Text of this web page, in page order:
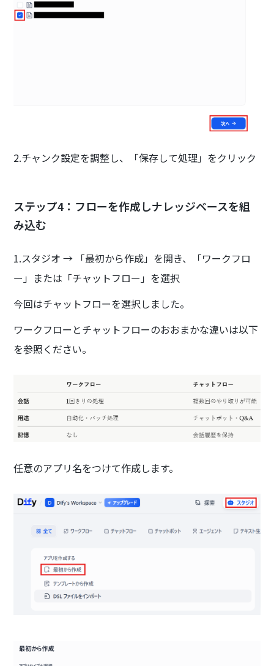
2.チャンク設定を調整し、「保存して処理」をクリック
ステップ4：フローを作成しナレッジベースを組
み込む
1.スタジオ → 「最初から作成」を開き、「ワークフロ
ー」または「チャットフロー」を選択
今回はチャットフローを選択しました。
ワークフローとチャットフローのおおまかな違いは以下
を参照ください。
任意のアプリ名をつけて作成します。